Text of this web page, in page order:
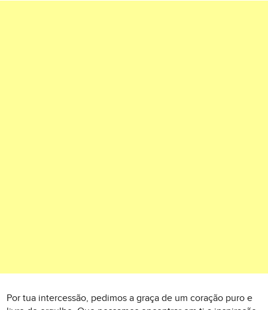
Por tua intercessão, pedimos a graça de um coração puro e